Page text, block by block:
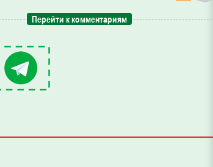
Перейти к комментариям